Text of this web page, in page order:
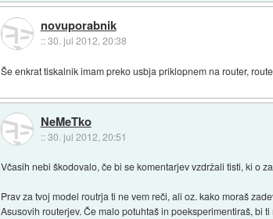
novuporabnik
::30. jul 2012, 20:38
Še enkrat tiskalnik imam preko usbja priklopnem na router,
NeMeTko
::30. jul 2012, 20:51
Včasih nebi škodovalo, če bi se komentarjev vzdržali tisti, ki o
Prav za tvoj model routrja ti ne vem reči, ali oz. kako moraš
Asusovih routerjev. Če malo potuhtaš in poeksperimentiraš, bi